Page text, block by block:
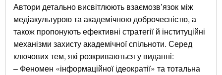
Автори детально висвітлюють взаємозв’язок між
медіакультурою та академічною доброчесністю, а
також пропонують ефективні стратегії й інституційні
механізми захисту академічної спільноти. Серед
ключових тем, які розкриваються у виданні:
– Феномен «інформаційної ідеократії» та тотальна